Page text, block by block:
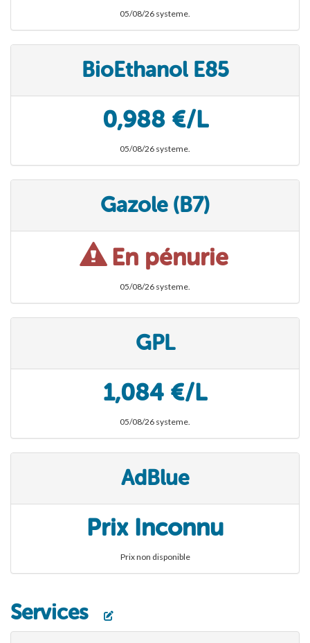
05/08/26 systeme.
BioEthanol E85
0,988 €/L
05/08/26 systeme.
Gazole (B7)
En pénurie
05/08/26 systeme.
GPL
1,084 €/L
05/08/26 systeme.
AdBlue
Prix Inconnu
Prix non disponible
Services